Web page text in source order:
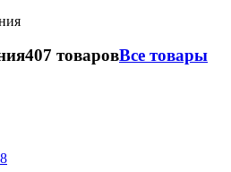
407 товаровВсе товары